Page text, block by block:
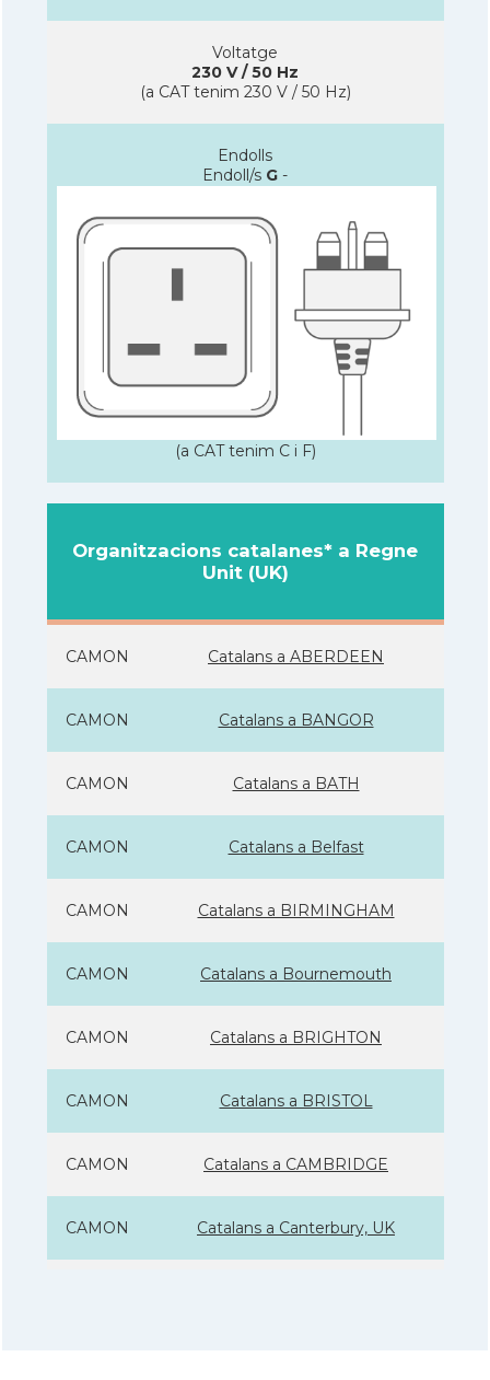
Voltatge
230 V / 50 Hz
(a CAT tenim 230 V / 50 Hz)
Endolls
Endoll/s G -
(a CAT tenim C i F)
Organitzacions catalanes* a Regne
Unit (UK)
CAMON Catalans a ABERDEEN
CAMON Catalans a BANGOR
CAMON Catalans a BATH
CAMON Catalans a Belfast
CAMON Catalans a BIRMINGHAM
CAMON Catalans a Bournemouth
CAMON Catalans a BRIGHTON
CAMON Catalans a BRISTOL
CAMON Catalans a CAMBRIDGE
CAMON Catalans a Canterbury, UK